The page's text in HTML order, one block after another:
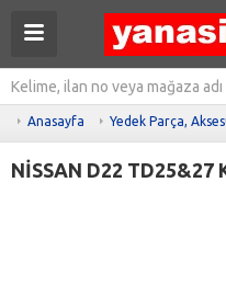
Anasayfa Yedek Parça,
NİSSAN D22 TD25&27